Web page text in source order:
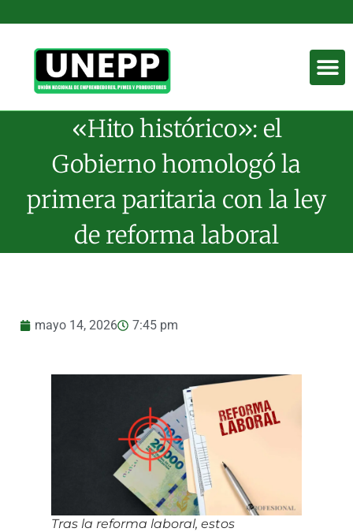
«Hito histórico»: el
Gobierno homologó la
primera paritaria con la ley
de reforma laboral
mayo 14, 2026 7:45 pm
Tras la reforma laboral, estos